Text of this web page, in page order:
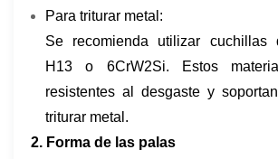
Para triturar metal:
Se recomienda utilizar cuchillas
H13 o 6CrW2Si. Estos
resistentes al desgaste y
triturar metal.
2. Forma de las palas